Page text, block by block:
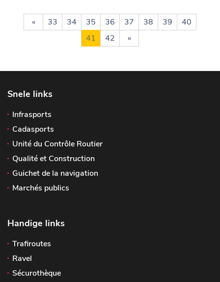
« 33 34 35 36 37 38 39
40
41
42 »
Snele links
Infrasports
Cadasports
Unité du Contrôle Routier
Qualité et Construction
Guichet de la navigation
Marchés publics
Handige links
Trafiroutes
Ravel
Sécurothèque